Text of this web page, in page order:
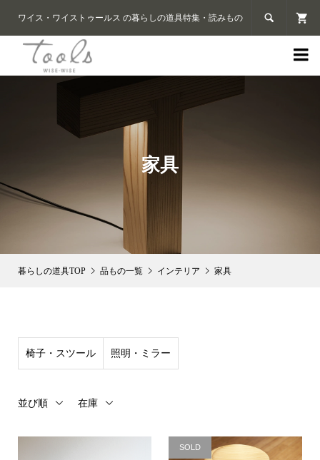
ワイス・ワイストゥールス の暮らしの道具特集・読みもの 

家具
品もの一覧 インテリア 家具
椅子・スツール 照明・ミラー
並び順 在庫
SOLD